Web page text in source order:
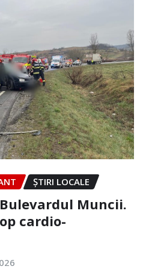
ȘTIRI LOCALE
Muncii.
cardio-